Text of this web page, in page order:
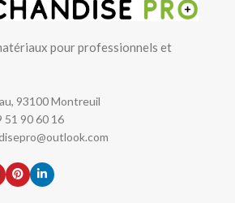
pour professionnels et
93100 Montreuil
51 90 60 16